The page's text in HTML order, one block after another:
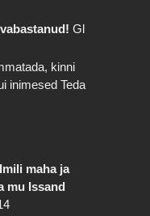
Gl
kinni
inimesed Teda
maha ja
mu Issand